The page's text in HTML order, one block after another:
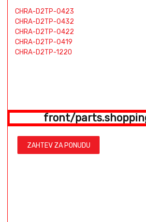
CHRA-D2TP-0423
CHRA-D2TP-0432
CHRA-D2TP-0422
CHRA-D2TP-0419
CHRA-D2TP-1220
front/
ZAHTEV ZA PONUDU